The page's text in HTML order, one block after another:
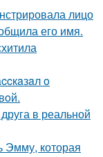
лицо
его имя.
o
в реальной
Эмму, которая